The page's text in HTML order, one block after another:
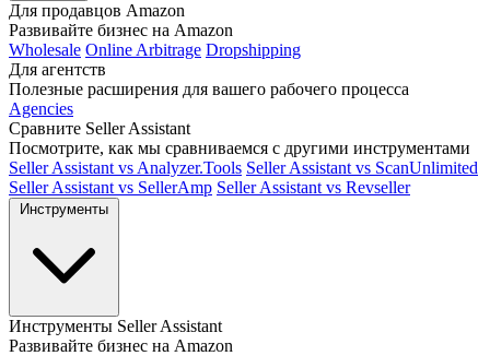
Для продавцов Amazon
Развивайте бизнес на Amazon
Wholesale Online Arbitrage Dropshipping
Для агентств
Полезные расширения для вашего рабочего процесса
Agencies
Сравните Seller Assistant
Посмотрите, как мы сравниваемся с другими инструментами
Seller Assistant vs Analyzer.Tools Seller Assistant vs ScanUnlimited
Seller Assistant vs SellerAmp Seller Assistant vs Revseller
Инструменты Seller Assistant
Развивайте бизнес на Amazon